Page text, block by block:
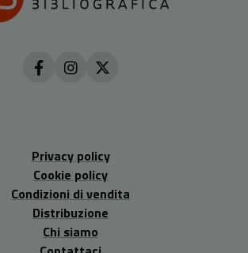
Privacy policy
Cookie policy
Condizioni di vendita
Distribuzione
Chi siamo